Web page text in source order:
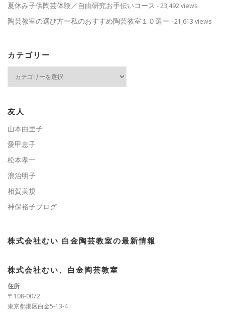
夏休み子供陶芸体験／自由研究お手伝いコース - 23,492 views
陶芸教室の選び方ー私のおすすめ陶芸教室１０選ー - 21,613 views
カテゴリー
ー
友人
山本由里子
愛甲恵子
松本孝一
浪治明子
相賀美規
神保裕子ブログ
株式会社むい 白金陶芸教室の最新情報
株式会社むい、白金陶芸教室
住所
〒108-0072
東京都港区白金5-13-4